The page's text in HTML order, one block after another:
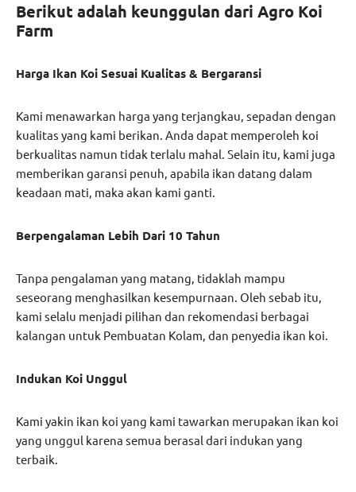
Berikut adalah keunggulan dari Agro Koi
Farm
Harga Ikan Koi Sesuai Kualitas & Bergaransi
Kami menawarkan harga yang terjangkau, sepadan dengan
kualitas yang kami berikan. Anda dapat memperoleh koi
berkualitas namun tidak terlalu mahal. Selain itu, kami juga
memberikan garansi penuh, apabila ikan datang dalam
keadaan mati, maka akan kami ganti.
Berpengalaman Lebih Dari 10 Tahun
Tanpa pengalaman yang matang, tidaklah mampu
seseorang menghasilkan kesempurnaan. Oleh sebab itu,
kami selalu menjadi pilihan dan rekomendasi berbagai
kalangan untuk Pembuatan Kolam, dan penyedia ikan koi.
Indukan Koi Unggul
Kami yakin ikan koi yang kami tawarkan merupakan ikan koi
yang unggul karena semua berasal dari indukan yang
terbaik.